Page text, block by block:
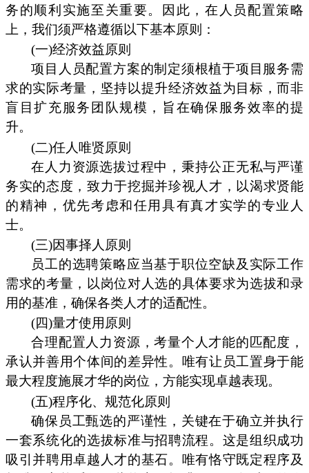
务的顺利实施至关重要。因此，在人员配置策略
上，我们须严格遵循以下基本原则：
(一)经济效益原则
项目人员配置方案的制定须根植于项目服务需
求的实际考量，坚持以提升经济效益为目标，而非
盲目扩充服务团队规模，旨在确保服务效率的提
升。
(二)任人唯贤原则
在人力资源选拔过程中，秉持公正无私与严谨
务实的态度，致力于挖掘并珍视人才，以渴求贤能
的精神，优先考虑和任用具有真才实学的专业人
士。
(三)因事择人原则
员工的选聘策略应当基于职位空缺及实际工作
需求的考量，以岗位对人选的具体要求为选拔和录
用的基准，确保各类人才的适配性。
(四)量才使用原则
合理配置人力资源，考量个人才能的匹配度，
承认并善用个体间的差异性。唯有让员工置身于能
最大程度施展才华的岗位，方能实现卓越表现。
(五)程序化、规范化原则
确保员工甄选的严谨性，关键在于确立并执行
一套系统化的选拔标准与招聘流程。这是组织成功
吸引并聘用卓越人才的基石。唯有恪守既定程序及